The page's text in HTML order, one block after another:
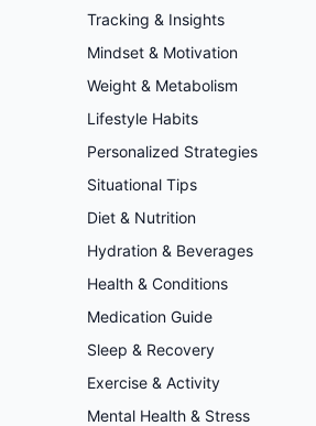
Tracking & Insights
Mindset & Motivation
Weight & Metabolism
Lifestyle Habits
Personalized Strategies
Situational Tips
Diet & Nutrition
Hydration & Beverages
Health & Conditions
Medication Guide
Sleep & Recovery
Exercise & Activity
Mental Health & Stress